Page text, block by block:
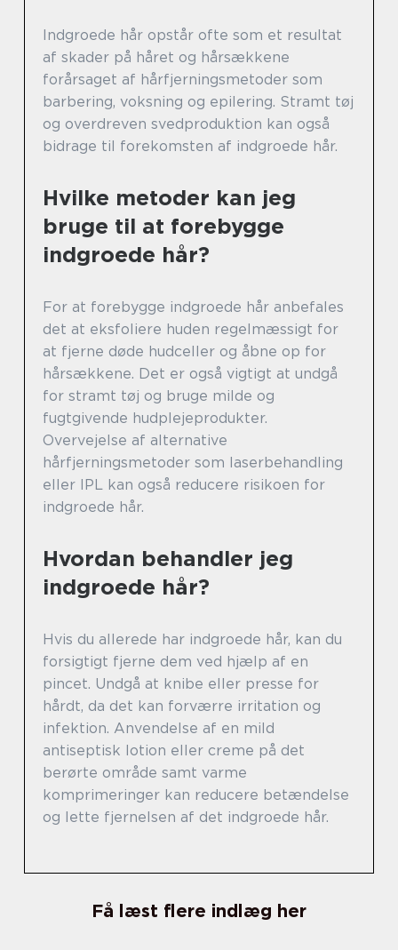
Indgroede hår opstår ofte som et resultat
af skader på håret og hårsækkene
forårsaget af hårfjerningsmetoder som
barbering, voksning og epilering. Stramt tøj
og overdreven svedproduktion kan også
bidrage til forekomsten af indgroede hår.
Hvilke metoder kan jeg
bruge til at forebygge
indgroede hår?
For at forebygge indgroede hår anbefales
det at eksfoliere huden regelmæssigt for
at fjerne døde hudceller og åbne op for
hårsækkene. Det er også vigtigt at undgå
for stramt tøj og bruge milde og
fugtgivende hudplejeprodukter.
Overvejelse af alternative
hårfjerningsmetoder som laserbehandling
eller IPL kan også reducere risikoen for
indgroede hår.
Hvordan behandler jeg
indgroede hår?
Hvis du allerede har indgroede hår, kan du
forsigtigt fjerne dem ved hjælp af en
pincet. Undgå at knibe eller presse for
hårdt, da det kan forværre irritation og
infektion. Anvendelse af en mild
antiseptisk lotion eller creme på det
berørte område samt varme
komprimeringer kan reducere betændelse
og lette fjernelsen af det indgroede hår.
Få læst flere indlæg her